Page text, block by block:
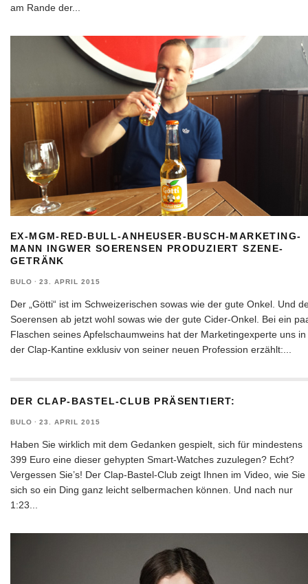
am Rande der...
EX-MGM-RED-BULL-ANHEUSER-BUSCH-MARKETING-
MANN INGWER SOERENSEN PRODUZIERT SZENE-
GETRÄNK
BULO · 23. APRIL 2015
Der „Götti“ ist im Schweizerischen sowas wie der gute Onkel. Und
Soerensen ab jetzt wohl sowas wie der gute Cider-Onkel. Bei ein
Flaschen seines Apfelschaumweins hat der Marketingexperte uns in
der Clap-Kantine exklusiv von seiner neuen Profession erzählt:
DER CLAP-BASTEL-CLUB PRÄSENTIERT:
BULO · 23. APRIL 2015
Haben Sie wirklich mit dem Gedanken gespielt, sich für mindestens
399 Euro eine dieser gehypten Smart-Watches zuzulegen? Echt?
Vergessen Sie’s! Der Clap-Bastel-Club zeigt Ihnen im Video, wie Sie
sich so ein Ding ganz leicht selbermachen können. Und nach nur
1:23